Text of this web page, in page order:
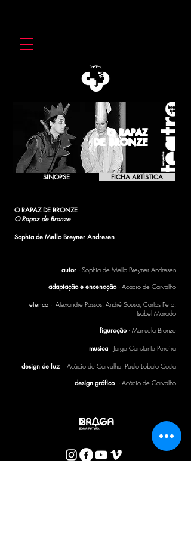
SINOPSE FICHA ARTÍSTICA
O RAPAZ
DE BRONZE
O RAPAZ DE BRONZE
O Rapaz de Bronze
Sophia de Mello Breyner Andresen
autor · Sophia de Mello Breyner Andresen
adaptação e encenação· Acácio de Carvalho
elenco · Alexandre Passos, André Sousa, Carlos Feio,
Isabel Marado
figuração · Manuela Bronze
musica · Jorge Constante Pereira
design de luz · Acácio de Carvalho, Paulo Lobato Costa
design gráfico · Acácio de Carvalho